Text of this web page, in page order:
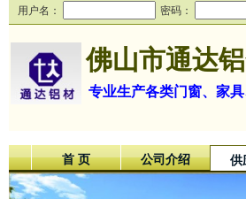
用户名： 密码：
佛山市通达
专业生产各类门窗、家
首 页 公司介绍 供